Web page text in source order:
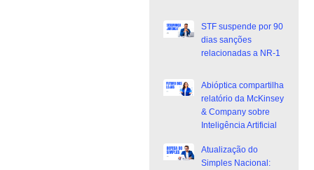
STF suspende por 90
dias sanções
relacionadas a NR-1
Abióptica compartilha
relatório da McKinsey
& Company sobre
Inteligência Artificial
Atualização do
Simples Nacional: